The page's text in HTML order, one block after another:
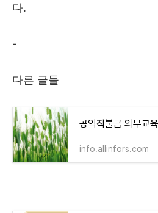
다.
-
다른 글들
공익직불금 의무교
info.allinfors.com